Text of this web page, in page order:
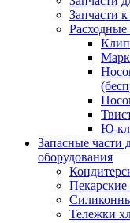
Запчасти
Ю-
Запасные части
оборудования
Тележки